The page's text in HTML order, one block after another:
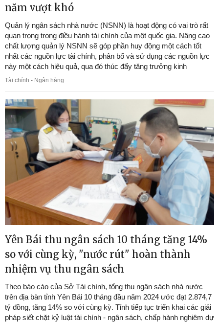
năm vượt khó
Quản lý ngân sách nhà nước (NSNN) là hoạt động có vai trò rất
quan trọng trong điều hành tài chính của một quốc gia. Nâng cao
chất lượng quản lý NSNN sẽ góp phần huy động một cách tốt
nhất các nguồn lực tài chính, phân bổ và sử dụng các nguồn lực
này một cách hiệu quả, qua đó thúc đẩy tăng trưởng kinh
Tài chính - Ngân hàng
Yên Bái thu ngân sách 10 tháng tăng 14%
so với cùng kỳ, "nước rút" hoàn thành
nhiệm vụ thu ngân sách
Theo báo cáo của Sở Tài chính, tổng thu ngân sách nhà nước
trên địa bàn tỉnh Yên Bái 10 tháng đầu năm 2024 ước đạt 2.874,7
tỷ đồng, tăng 14% so với cùng kỳ. Tỉnh tiếp tục triển khai các giải
pháp siết chặt kỷ luật tài chính - ngân sách, chấp hành nghiêm dự